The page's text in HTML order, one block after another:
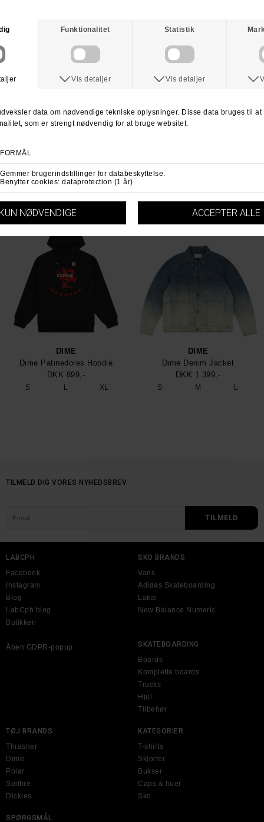
DIME
DIME
DIME
Dime Patinedores Hoodie
DKK 899,-
S L XL
DIME
Dime Denim Jacket
DKK 1.399,-
S M L
TILMELD DIG VORES NYHEDSBREV
LABCPH
Facebook
Instagram
Blog
LabCph blog
Butikken
Åben GDPR-popup
SKO BRANDS
Vans
Adidas Skateboarding
Lakai
New Balance Numeric
SKATEBOARDING
Boards
Komplette boards
Trucks
Hjul
Tilbehør
TØJ BRANDS
Thrasher
Dime
Polar
Spitfire
Dickies
KATEGORIER
T-shirts
Skjorter
Bukser
Caps & huer
Sko
SPØRGSMÅL